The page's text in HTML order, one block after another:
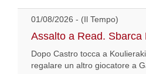
01/08/2026 - (Il Tempo)
Assalto a Read. Sbarca
Dopo Castro tocca a
regalare un altro giocatore a